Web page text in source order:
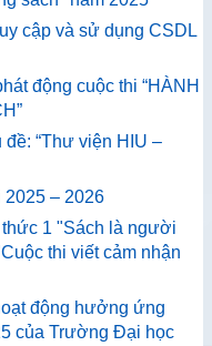
cập và sử dụng CSDL
động cuộc thi “HÀNH
“Thư viện HIU –
2025 – 2026
1 "Sách là người
thi viết cảm nhận
động hưởng ứng
của Trường Đại học